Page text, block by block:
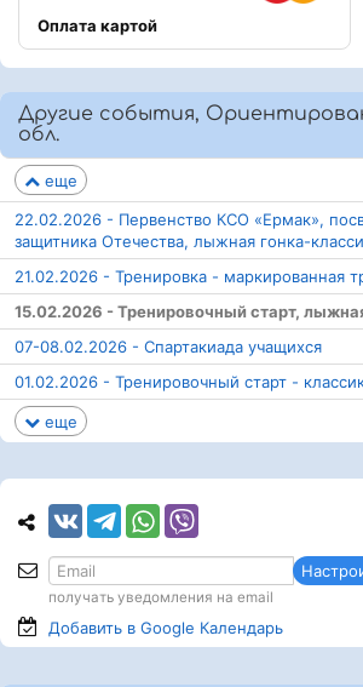
Оплата картой
Другие события,
обл.
еще
22.02.2026 - Первенство КСО «Ермак»,
защитника Отечества, лыжная гонка-
21.02.2026 - Тренировка - маркированная
15.02.2026 - Тренировочный старт,
07-08.02.2026 - Спартакиада учащихся
01.02.2026 - Тренировочный старт -
еще
получать уведомления на email
Добавить в Google Календарь